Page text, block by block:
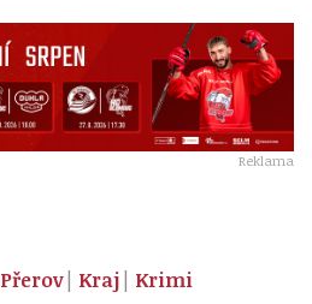
Reklama
Přerov Kraj Krimi